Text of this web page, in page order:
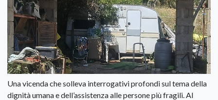
Una vicenda che solleva interrogativi profondi sul tema della
dignità umana e dell’assistenza alle persone più fragili. Al